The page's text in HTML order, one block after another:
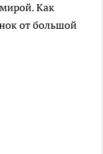
Как
от большой